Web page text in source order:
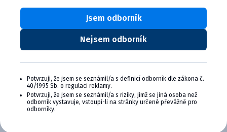
Detail produktu
CYMEDICA PLUS: VĚRNOST, KTERÁ
SE VYPLÁCÍ
Staňte se členem věrnostního programu
Cymedica Plus a získejte exkluzivní výhody pro
Nejsem odborník
Jsem odborník
Potvrzuji, že jsem se seznámil/a s definicí odborník dle zákona č.
40/1995 Sb. o regulaci reklamy.
Potvrzuji, že jsem se seznámil/a s riziky, jimž se jiná osoba než
odborník vystavuje, vstoupí-li na stránky určené převážně pro
odborníky.